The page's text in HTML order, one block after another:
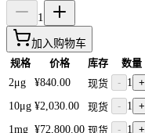
1
加入购物车
规格 价格 库存 数量
2μg
¥840.00 现货 - 1 +
10μg ¥2,030.00 现货 - 1 +
1mg ¥72,800.00 现货 - 1 +